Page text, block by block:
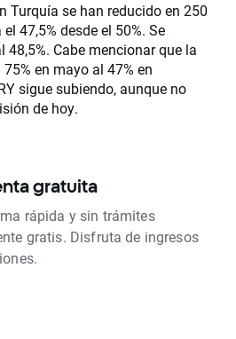
Turquía se han reducido en 250
47,5% desde el 50%. Se
48,5%. Cabe mencionar que la
en mayo al 47% en
sigue subiendo, aunque no
de hoy.
gratuita
rápida y sin trámites
gratis. Disfruta de ingresos